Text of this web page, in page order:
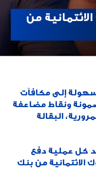
من
إلى مكافآت
ونقاط مضاعفة
البقالة
كل عملية دفع
الائتمانية من بنك